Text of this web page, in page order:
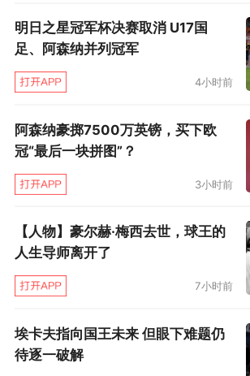
明日之星冠军杯决赛取消 U17国
足、阿森纳并列冠军
4小时前
阿森纳豪掷7500万英镑，买下欧
冠“最后一块拼图”？
3小时前
【人物】豪尔赫·梅西去世，球王的
人生导师离开了
7小时前
埃卡夫指向国王未来 但眼下难题仍
待逐一破解